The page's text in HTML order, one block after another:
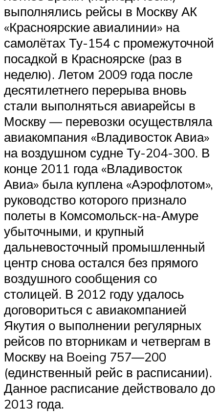
выполнялись рейсы в Москву АК
«Красноярские авиалинии» на
самолётах Ту-154 с промежуточной
посадкой в Красноярске (раз в
неделю). Летом 2009 года после
десятилетнего перерыва вновь
стали выполняться авиарейсы в
Москву — перевозки осуществляла
авиакомпания «Владивосток Авиа»
на воздушном судне Ту-204-300. В
конце 2011 года «Владивосток
Авиа» была куплена «Аэрофлотом»,
руководство которого признало
полеты в Комсомольск-на-Амуре
убыточными, и крупный
дальневосточный промышленный
центр снова остался без прямого
воздушного сообщения со
столицей. В 2012 году удалось
договориться с авиакомпанией
Якутия о выполнении регулярных
рейсов по вторникам и четвергам в
Москву на Boeing 757—200
(единственный рейс в расписании).
Данное расписание действовало до
2013 года.